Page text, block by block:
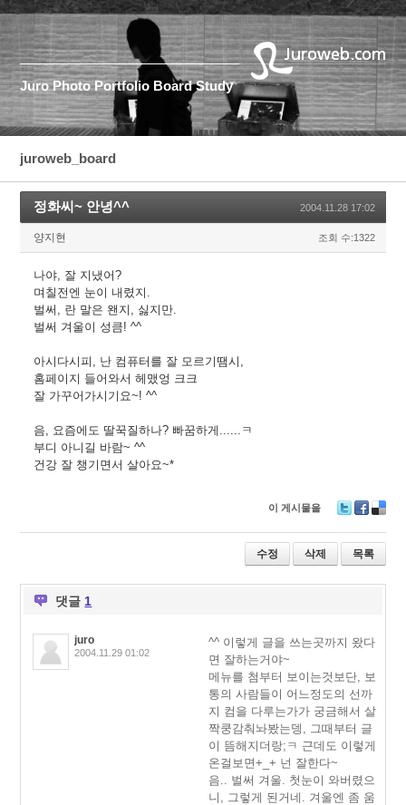
Juro Photo Portfolio Board Study
juroweb_board
정화씨~ 안녕^^ 2004.11.28 17:02
양지현 조회 수:1322
나야, 잘 지냈어?
며칠전엔 눈이 내렸지.
벌써, 란 말은 왠지, 싫지만.
벌써 겨울이 성큼! ^^
아시다시피, 난 컴퓨터를 잘 모르기땜시,
홈페이지 들어와서 헤맸엉 크크
잘 가꾸어가시기요~! ^^
음, 요즘에도 딸꾹질하나? 빠꿈하게......ㅋ
부디 아니길 바람~ ^^
건강 잘 챙기면서 살아요~*
이 게시물을
wi
er
ac
e
b
eli
ci
o
수정 삭제 목록
댓글 1
juro
2004.11.29 01:02
^^ 이렇게 글을 쓰는곳까지 왔다
면 잘하는거야~
메뉴를 첨부터 보이는것보단, 보
통의 사람들이 어느정도의 선까
지 컴을 다루는가가 궁금해서 살
짝쿵감춰놔봤는뎅, 그때부터 글
이 뜸해지더랑;ㅋ 근데도 이렇게
온걸보면+_+ 넌 잘한다~
음.. 벌써 겨울. 첫눈이 와버렸으
니, 그렇게 된거네. 겨울엔 좀 움